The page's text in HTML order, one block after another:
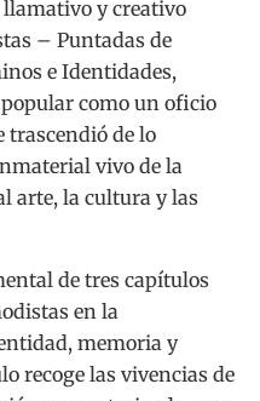
llamativo y creativo
– Puntadas de
e Identidades,
popular como un oficio
trascendió de lo
vivo de la
arte, la cultura y las
de tres capítulos
en la
memoria y
recoge las vivencias de